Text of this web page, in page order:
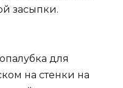
засыпки.
для
на стенки на